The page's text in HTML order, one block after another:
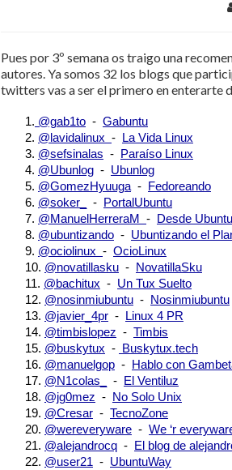
Pues por 3º semana os traigo una
autores. Ya somos 32 los blogs que
twitters vas a ser el primero en enterarte
1. @gab1to - Gabuntu
2. @lavidalinux -
La Vida Linux
3. @sefsinalas -
Paraíso Linux
4. @Ubunlog - Ubunlog
5. @GomezHyuuga -
Fedoreando
6. @soker_ -
PortalUbuntu
7. @ManuelHerreraM -
Desde
8. @ubuntizando - Ubuntizando el
9. @ociolinux - OcioLinux
10. @novatillasku -
NovatillaSku
11. @bachitux - Un Tux Suelto
12. @nosinmiubuntu -
Nosinmiubuntu
13. @javier_4pr -
Linux 4 PR
14. @timbislopez - Timbis
15. @buskytux -
Buskytux.tech
16. @manuelgop -
Hablo con
17. @N1colas_ -
El Ventiluz
18. @jg0mez -
No Solo Unix
19. @Cresar - TecnoZone
20. @wereveryware - We ‘r
21. @alejandrocq -
El blog de
22. @user21 - UbuntuWay